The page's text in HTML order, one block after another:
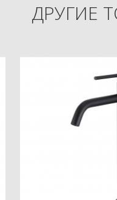
ДРУГИЕ